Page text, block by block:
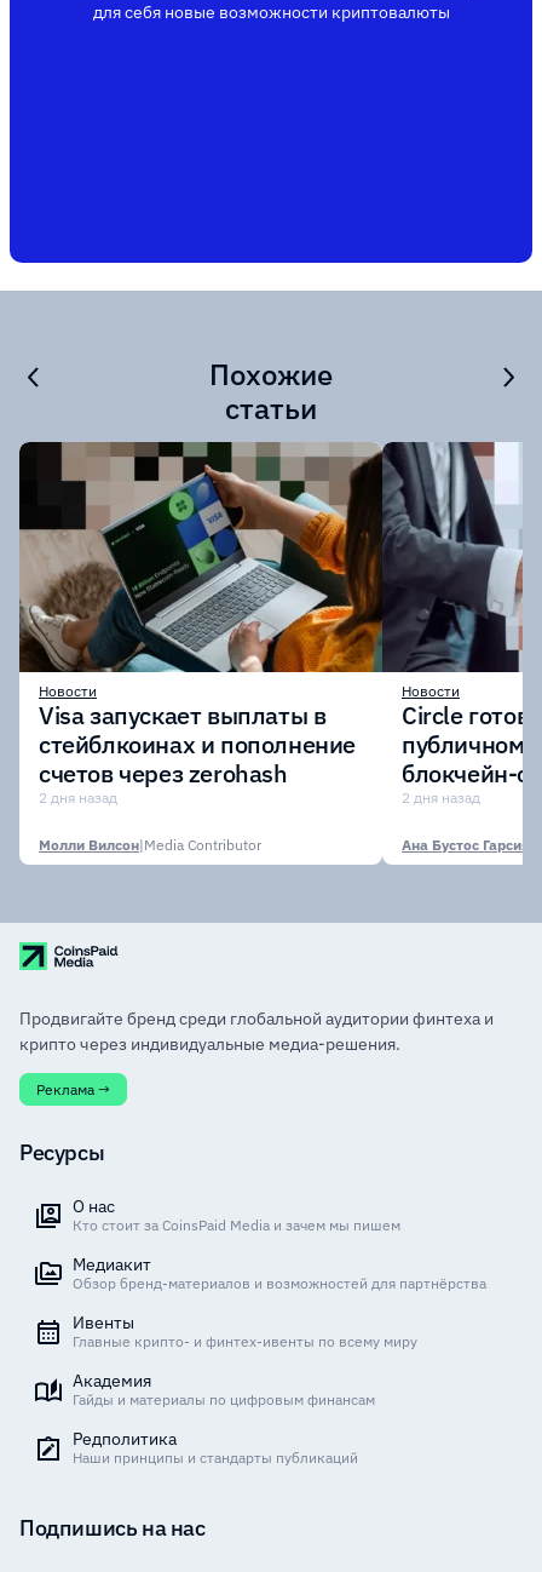
для себя новые возможности криптовалюты
Похожие
статьи
Новости
Visa запускает выплаты в
стейблкоинах и пополнение
счетов через zerohash
2 дня назад
Молли Вилсон|Media Contributor
Новости
Circle
публичному
блокчейн-
участии
2 дня назад
Ана Бустос Гарсия
Продвигайте бренд среди глобальной аудитории финтеха и
крипто через индивидуальные медиа-решения.
Реклама →
Ресурсы
О нас
Кто стоит за CoinsPaid Media и зачем мы пишем
Медиакит
Обзор бренд-материалов и возможностей для партнёрства
Ивенты
Главные крипто- и финтех-ивенты по всему миру
Академия
Гайды и материалы по цифровым финансам
Редполитика
Наши принципы и стандарты публикаций
Подпишись на нас